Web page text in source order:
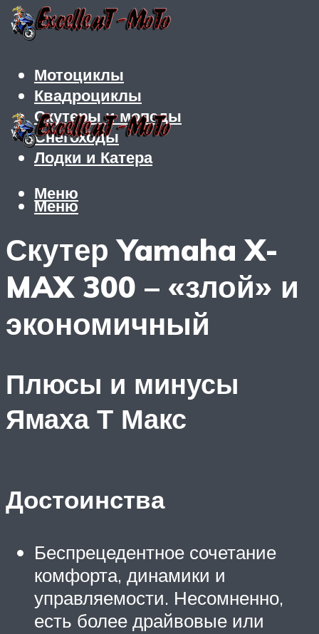
Мотоциклы
Квадроциклы
Скутеры и мопеды
Снегоходы
Лодки и Катера
Меню
Меню
Скутер Yamaha X-
MAX 300 – «злой» и
экономичный
Плюсы и минусы
Ямаха Т Макс
Достоинства
Беспрецедентное сочетание
комфорта, динамики и
управляемости. Несомненно,
есть более драйвовые или